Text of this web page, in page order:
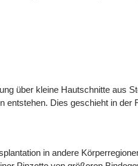
über kleine Hautschnitte aus
entstehen. Dies geschieht in der
in andere